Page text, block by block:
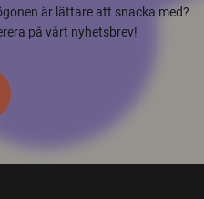
är lättare att snacka med?
på vårt nyhetsbrev!